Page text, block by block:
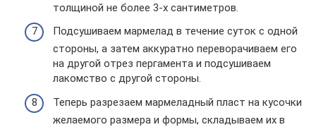
толщиной не более 3-х сантиметров.
Подсушиваем мармелад в течение суток с одной
стороны, а затем аккуратно переворачиваем его
на другой отрез пергамента и подсушиваем
лакомство с другой стороны.
Теперь разрезаем мармеладный пласт на кусочки
желаемого размера и формы, складываем их в